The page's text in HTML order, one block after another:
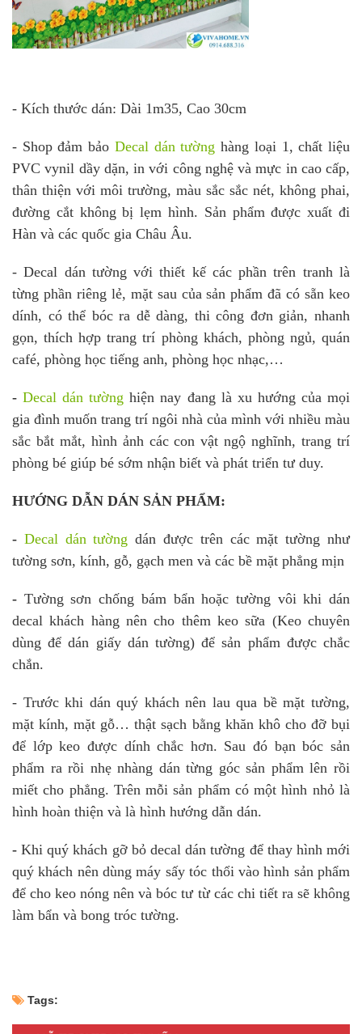
- Kích thước dán: Dài 1m35, Cao 30cm
- Shop đảm bảo Decal dán tường hàng loại 1, chất liệu
PVC vynil dầy dặn, in với công nghệ và mực in cao cấp,
thân thiện với môi trường, màu sắc sắc nét, không phai,
đường cắt không bị lẹm hình. Sản phẩm được xuất đi
Hàn và các quốc gia Châu Âu.
- Decal dán tường với thiết kế các phần trên tranh là
từng phần riêng lẻ, mặt sau của sản phẩm đã có sẵn keo
dính, có thể bóc ra dễ dàng, thi công đơn giản, nhanh
gọn, thích hợp trang trí phòng khách, phòng ngủ, quán
café, phòng học tiếng anh, phòng học nhạc,…
- Decal dán tường hiện nay đang là xu hướng của mọi
gia đình muốn trang trí ngôi nhà của mình với nhiều màu
sắc bắt mắt, hình ảnh các con vật ngộ nghĩnh, trang trí
phòng bé giúp bé sớm nhận biết và phát triển tư duy.
HƯỚNG DẪN DÁN SẢN PHẨM:
- Decal dán tường dán được trên các mặt tường như
tường sơn, kính, gỗ, gạch men và các bề mặt phẳng mịn
- Tường sơn chống bám bẩn hoặc tường vôi khi dán
decal khách hàng nên cho thêm keo sữa (Keo chuyên
dùng để dán giấy dán tường) để sản phẩm được chắc
chắn.
- Trước khi dán quý khách nên lau qua bề mặt tường,
mặt kính, mặt gỗ… thật sạch bằng khăn khô cho đỡ bụi
để lớp keo được dính chắc hơn. Sau đó bạn bóc sản
phẩm ra rồi nhẹ nhàng dán từng góc sản phẩm lên rồi
miết cho phẳng. Trên mỗi sản phẩm có một hình nhỏ là
hình hoàn thiện và là hình hướng dẫn dán.
- Khi quý khách gỡ bỏ decal dán tường để thay hình mới
quý khách nên dùng máy sấy tóc thổi vào hình sản phẩm
để cho keo nóng nên và bóc tư từ các chi tiết ra sẽ không
làm bẩn và bong tróc tường.
Tags: